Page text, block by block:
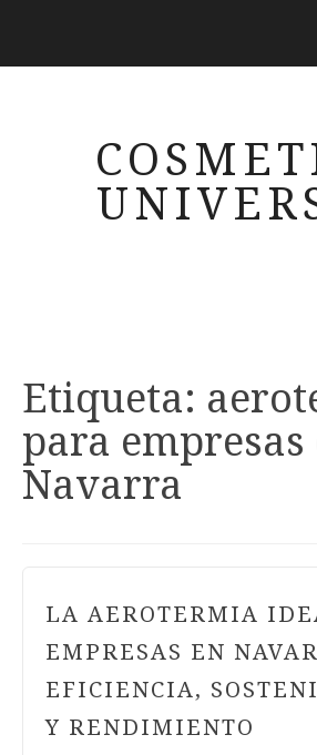
Etiqueta:
para empresas
Navarra
LA AEROTERMIA
EMPRESAS EN
EFICIENCIA,
Y RENDIMIENTO